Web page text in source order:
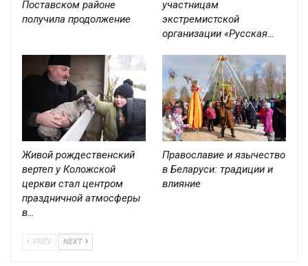
Поставском районе
получила продолжение
участницам
экстремистской
организации «Русская…
Живой рождественский
вертеп у Коложской
церкви стал центром
праздничной атмосферы
в…
Православие и язычество
в Беларуси: традиции и
влияние
PREV NEXT